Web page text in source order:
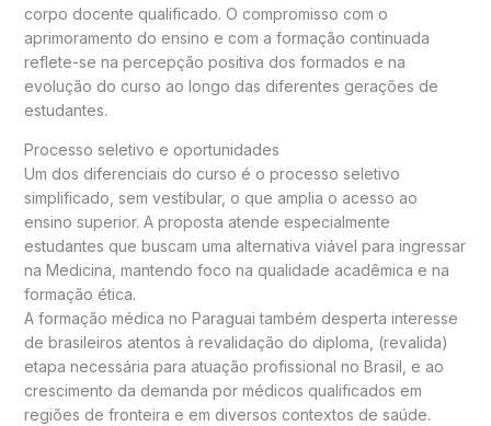
corpo docente qualificado. O compromisso com o
aprimoramento do ensino e com a formação continuada
reflete-se na percepção positiva dos formados e na
evolução do curso ao longo das diferentes gerações de
estudantes.
Processo seletivo e oportunidades
Um dos diferenciais do curso é o processo seletivo
simplificado, sem vestibular, o que amplia o acesso ao
ensino superior. A proposta atende especialmente
estudantes que buscam uma alternativa viável para ingressar
na Medicina, mantendo foco na qualidade acadêmica e na
formação ética.
A formação médica no Paraguai também desperta interesse
de brasileiros atentos à revalidação do diploma, (revalida)
etapa necessária para atuação profissional no Brasil, e ao
crescimento da demanda por médicos qualificados em
regiões de fronteira e em diversos contextos de saúde.